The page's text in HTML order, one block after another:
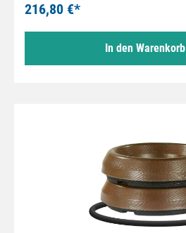
216,80 €*
In den Warenkorb